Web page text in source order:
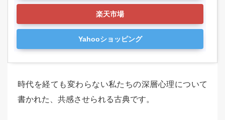
楽天市場
Yahooショッピング
時代を経ても変わらない私たちの深層心理について
書かれた、共感させられる古典です。